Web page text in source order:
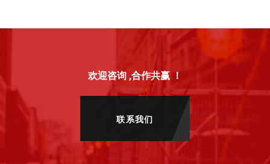
欢迎咨询 ,合作共赢 ！
联系我们